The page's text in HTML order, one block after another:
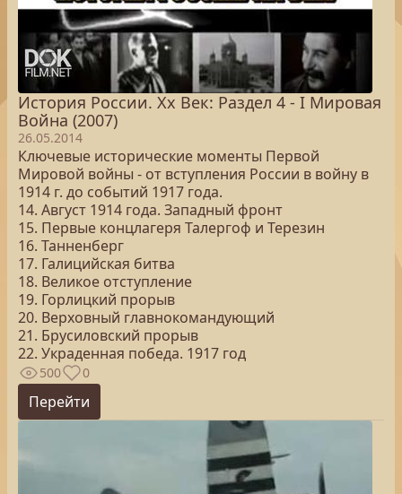
История России. Хх Век: Раздел 4 - I Мировая
Война (2007)
26.05.2014
Ключевые исторические моменты Первой
Мировой войны - от вступления России в войну в
1914 г. до событий 1917 года.
14. Август 1914 года. Западный фронт
15. Первые концлагеря Талергоф и Терезин
16. Танненберг
17. Галицийская битва
18. Великое отступление
19. Горлицкий прорыв
20. Верховный главнокомандующий
21. Брусиловский прорыв
22. Украденная победа. 1917 год
500 0
Перейти